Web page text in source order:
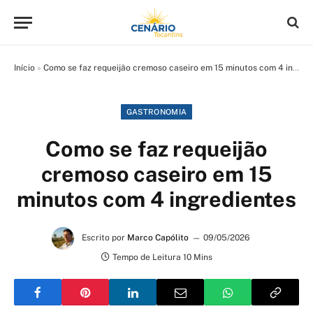
Início » Como se faz requeijão cremoso caseiro em 15 minutos com 4 ingredientes
GASTRONOMIA
Como se faz requeijão
cremoso caseiro em 15
minutos com 4 ingredientes
Escrito por Marco Capólito
09/05/2026
Tempo de Leitura 10 Mins